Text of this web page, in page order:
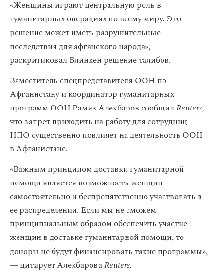
«Женщины играют центральную роль в
гуманитарных операциях по всему миру. Это
решение может иметь разрушительные
последствия для афганского народа»,—
раскритиковал Блинкен решение талибов.
Заместитель спецпредставителя ООН по
Афганистану и координатор гуманитарных
программ ООН Рамиз Алекбаров сообщилReuters,
что запрет приходить на работу для сотрудниц
НПО существенно повлияет на деятельность ООН
в Афганистане.
«Важным принципом доставки гуманитарной
помощи является возможность женщин
самостоятельно и беспрепятственно участвовать в
ее распределении. Если мы не сможем
принципиальным образом обеспечить участие
женщин в доставке гуманитарной помощи, то
доноры не будут финансировать такие программы»,
— цитирует АлекбароваReuters.